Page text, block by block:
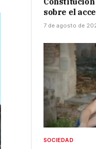
sobre el
7 de agosto de
SOCIEDAD